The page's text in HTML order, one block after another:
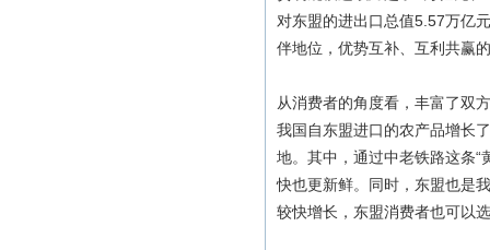
对东盟的进出口总值5.57万亿
伴地位，优势互补、互利共赢
从消费者的角度看，丰富了双
我国自东盟进口的农产品增长
地。其中，通过中老铁路这条“
快也更新鲜。同时，东盟也是
较快增长，东盟消费者也可以